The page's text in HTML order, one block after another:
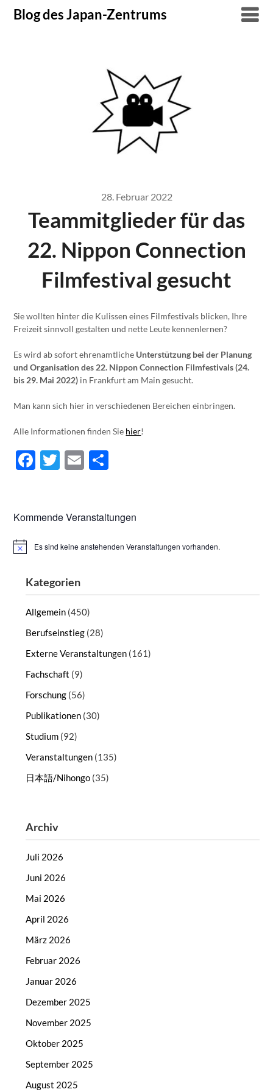
SkipBlog des Japan-Zentrums
28. Februar 2022
Teammitglieder für das
22. Nippon Connection
Filmfestival gesucht
Sie wollten hinter die Kulissen eines Filmfestivals blicken, Ihre
Freizeit sinnvoll gestalten und nette Leute kennenlernen?
Es wird ab sofort ehrenamtliche Unterstützung bei der Planung
und Organisation des 22. Nippon Connection Filmfestivals (24.
bis 29. Mai 2022) in Frankfurt am Main gesucht.
Man kann sich hier in verschiedenen Bereichen einbringen.
Alle Informationen finden Sie hier!
Facebook
Twitter
Email
Kommende Veranstaltungen
HinweisEs sind keine anstehenden Veranstaltungen vorhanden.
Kategorien
Allgemein (450)
Berufseinstieg (28)
Externe Veranstaltungen (161)
Fachschaft (9)
Forschung (56)
Publikationen (30)
Studium (92)
Veranstaltungen (135)
日本語/Nihongo (35)
Archiv
Juli 2026
Juni 2026
Mai 2026
April 2026
März 2026
Februar 2026
Januar 2026
Dezember 2025
November 2025
Oktober 2025
September 2025
August 2025